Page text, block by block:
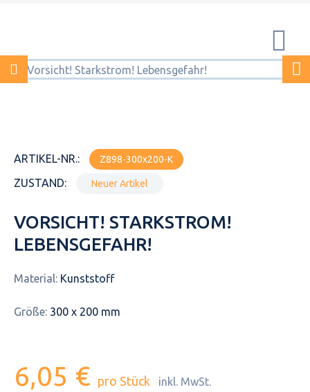
ARTIKEL-NR.: Z898-300x200-K
ZUSTAND: Neuer Artikel
VORSICHT! STARKSTROM!
LEBENSGEFAHR!
Material: Kunststoff
Größe: 300 x 200 mm
6,05 € pro Stück inkl. MwSt.